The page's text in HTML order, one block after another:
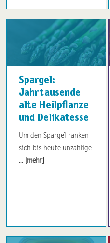
Spargel:
Jahrtausende
alte Heilpflanze
und Delikatesse
Um den Spargel ranken
sich bis heute unzählige
... [mehr]